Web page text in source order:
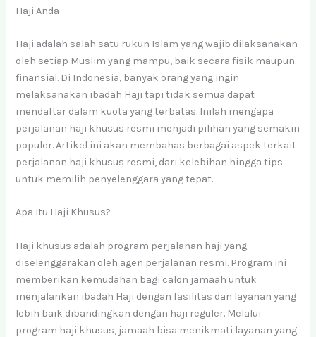
Haji Anda
Haji adalah salah satu rukun Islam yang wajib dilaksanakan
oleh setiap Muslim yang mampu, baik secara fisik maupun
finansial. Di Indonesia, banyak orang yang ingin
melaksanakan ibadah Haji tapi tidak semua dapat
mendaftar dalam kuota yang terbatas. Inilah mengapa
perjalanan haji khusus resmi menjadi pilihan yang semakin
populer. Artikel ini akan membahas berbagai aspek terkait
perjalanan haji khusus resmi, dari kelebihan hingga tips
untuk memilih penyelenggara yang tepat.
Apa itu Haji Khusus?
Haji khusus adalah program perjalanan haji yang
diselenggarakan oleh agen perjalanan resmi. Program ini
memberikan kemudahan bagi calon jamaah untuk
menjalankan ibadah Haji dengan fasilitas dan layanan yang
lebih baik dibandingkan dengan haji reguler. Melalui
program haji khusus, jamaah bisa menikmati layanan yang